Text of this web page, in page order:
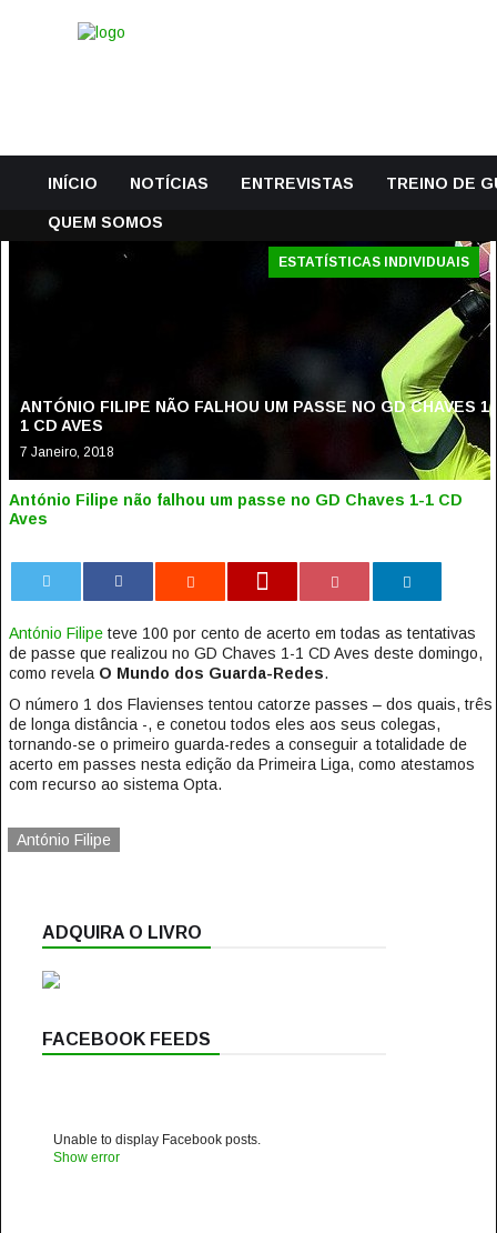
INÍCIO NOTÍCIAS ENTREVISTAS TREINO DE
QUEM SOMOS
ANTÓNIO FILIPE NÃO FALHOU UM PASSE NO GD CHAVES 1-
1 CD AVES
7 Janeiro, 2018
ESTATÍSTICAS INDIVIDUAIS
António Filipe não falhou um passe no GD Chaves 1-1 CD
Aves
António Filipeteve 100 por cento de acerto em todas as tentativas
de passe que realizou no GD Chaves 1-1 CD Aves deste domingo,
como revela O Mundo dos Guarda-Redes.
O número 1 dos Flavienses tentou catorze passes – dos quais, três
de longa distância -, e conetou todos eles aos seus colegas,
tornando-se o primeiro guarda-redes a conseguir a totalidade de
acerto em passes nesta edição da Primeira Liga, como atestamos
com recurso ao sistema Opta.
António Filipe
ADQUIRA O LIVRO
FACEBOOK FEEDS
Unable to display Facebook posts.
Show error